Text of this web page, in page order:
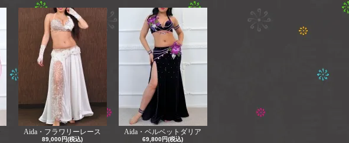
Aida・フラワリーレース
89,000円(税込)
Aida・ベルベットダリア
69,800円(税込)